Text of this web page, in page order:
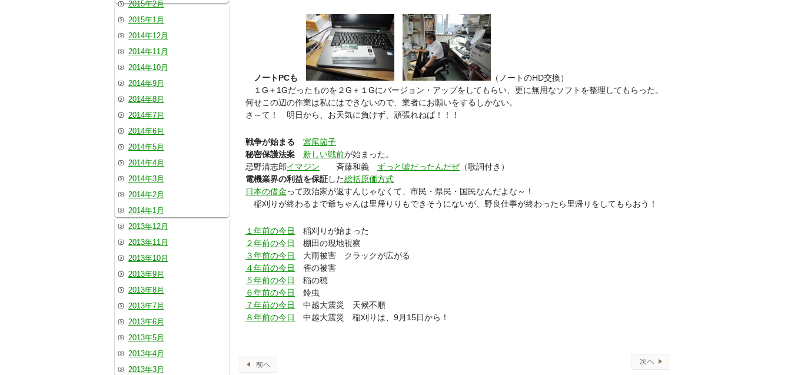
ノートPCも
（ノートのHD交換）
１G＋1Gだったものを２G＋１Gにバージョン・アップをしてもらい、更に無用なソフトを整理してもらった。
何せこの辺の作業は私にはできないので、業者にお願いをするしかない。
さ～て！ 明日から、お天気に負けず、頑張れねば！！！
戦争が始まる
宮尾節子
秘密保護法案
新しい戦前が始まった。
忌野清志郎イマジン 斉藤和義 ずっと嘘だったんだぜ（歌詞付き）
電機業界の利益を保証した総括原価方式
日本の借金って政治家が返すんじゃなくて、市民・県民・国民なんだよな～！
稲刈りが終わるまで爺ちゃんは里帰りりもできそうにないが、野良仕事が終わったら里帰りをしてもらおう！
１年前の今日
稲刈りが始まった
２年前の今日
棚田の現地視察
３年前の今日
大雨被害 クラックが広がる
４年前の今日
雀の被害
５年前の今日
稲の穂
６年前の今日
鈴虫
７年前の今日
中越大震災 天候不順
８年前の今日
中越大震災 稲刈りは、9月15日から！
2015年2月
2015年1月
2014年12月
2014年11月
2014年10月
2014年9月
2014年8月
2014年7月
2014年6月
2014年5月
2014年4月
2014年3月
2014年2月
2014年1月
2013年12月
2013年11月
2013年10月
2013年9月
2013年8月
2013年7月
2013年6月
2013年5月
2013年4月
2013年3月